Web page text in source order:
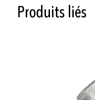
Produits liés